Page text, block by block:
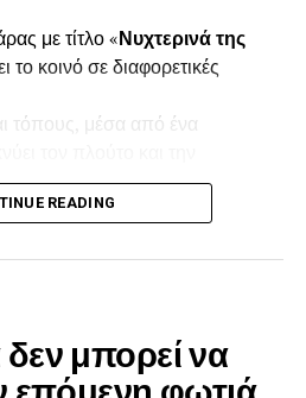
με τίτλο «Νυχτερινά της
το κοινό σε διαφορετικές
τόπους, μέσα από ένα
με την
έδρα το Λονδίνο,
Έλληνες
Royal Academy of Music, του
READING
μπορεί να